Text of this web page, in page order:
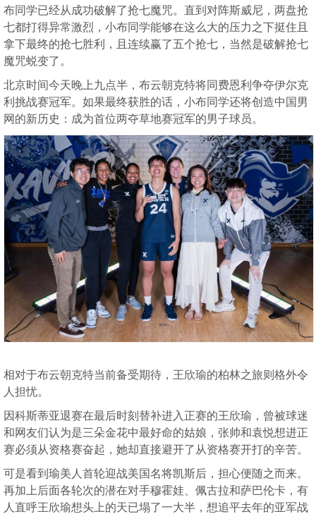
布同学已经从成功破解了抢七魔咒。直到对阵斯威尼，两盘抢
七都打得异常激烈，小布同学能够在这么大的压力之下挺住且
拿下最终的抢七胜利，且连续赢了五个抢七，当然是破解抢七
魔咒蜕变了。
北京时间今天晚上九点半，布云朝克特将同费恩利争夺伊尔克
利挑战赛冠军。如果最终获胜的话，小布同学还将创造中国男
网的新历史：成为首位两夺草地赛冠军的男子球员。
相对于布云朝克特当前备受期待，王欣瑜的柏林之旅则格外令
人担忧。
因科斯蒂亚退赛在最后时刻替补进入正赛的王欣瑜，曾被球迷
和网友们认为是三朵金花中最好命的姑娘，张帅和袁悦想进正
赛必须从资格赛奋起，她却直接避开了从资格赛开打的辛苦。
可是看到瑜美人首轮迎战美国名将凯斯后，担心便随之而来。
再加上后面各轮次的潜在对手穆霍娃、佩古拉和萨巴伦卡，有
人直呼王欣瑜想头上的天已塌了一大半，想追平去年的亚军战